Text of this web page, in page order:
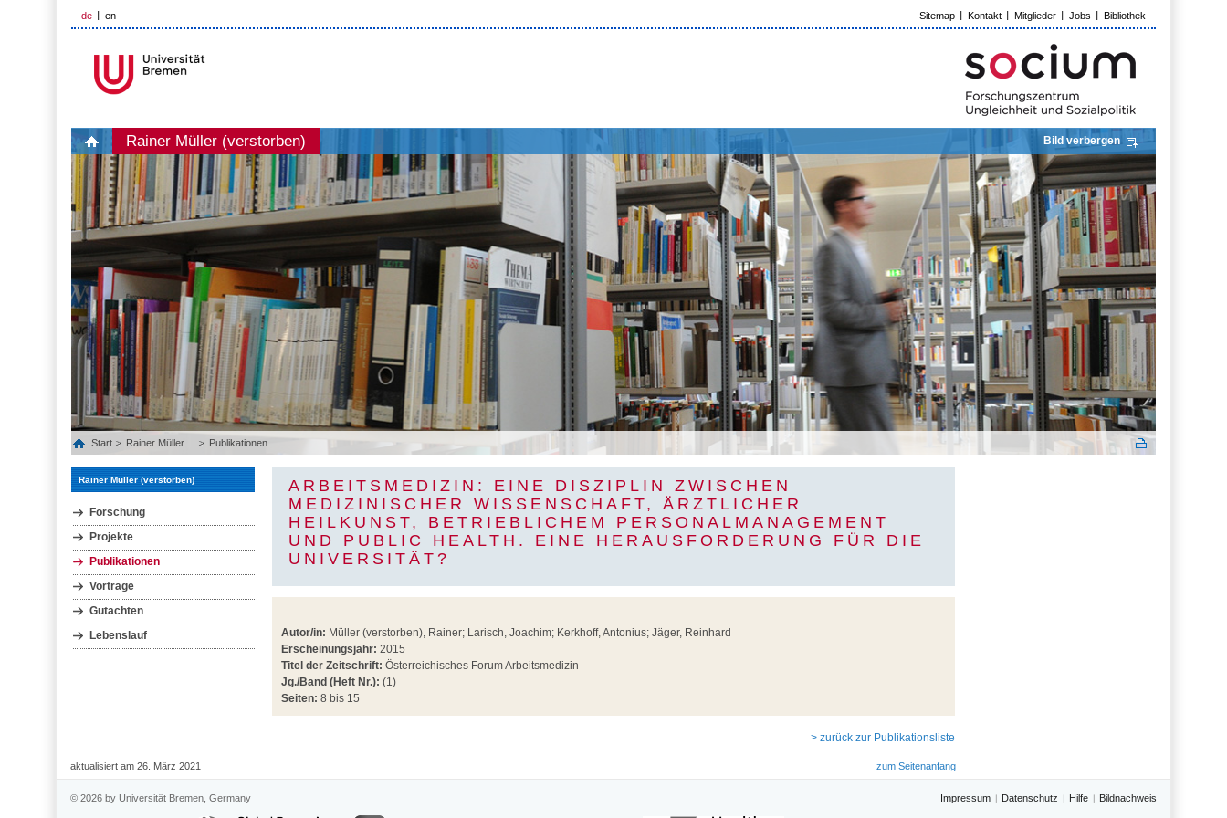
de en Sitemap Kontakt Mitglieder Jobs Bibliothek
Rainer Müller (verstorben) Bild verbergen
Start Rainer Müller ... Publikationen
Rainer Müller (verstorben)
Forschung
Projekte
Publikationen
Vorträge
Gutachten
Lebenslauf
ARBEITSMEDIZIN: EINE DISZIPLIN ZWISCHEN
MEDIZINISCHER WISSENSCHAFT, ÄRZTLICHER
HEILKUNST, BETRIEBLICHEM PERSONALMANAGEMENT
UND PUBLIC HEALTH. EINE HERAUSFORDERUNG FÜR DIE
UNIVERSITÄT?
Autor/in: Müller (verstorben), Rainer; Larisch, Joachim; Kerkhoff, Antonius; Jäger, Reinhard
Erscheinungsjahr: 2015
Titel der Zeitschrift: Österreichisches Forum Arbeitsmedizin
Jg./Band (Heft Nr.): (1)
Seiten: 8 bis 15
> zurück zur Publikationsliste
aktualisiert am 26. März 2021 zum Seitenanfang
© 2026 by Universität Bremen, Germany Impressum Datenschutz Hilfe Bildnachweis